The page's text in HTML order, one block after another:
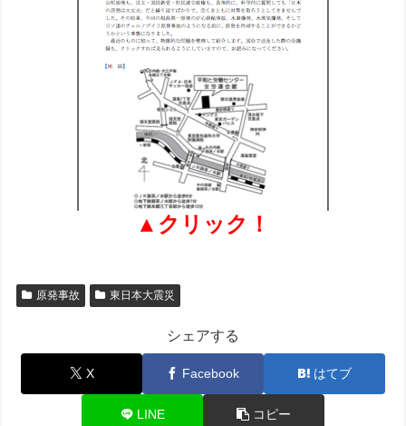
▲クリック！
原発事故 東日本大震災
シェアする
X Facebook はてブ
LINE コピー